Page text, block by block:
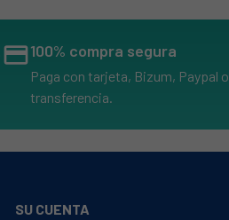
credit_card100% compra segura
Paga con tarjeta, Bizum, Paypal o
transferencia.
SU CUENTA